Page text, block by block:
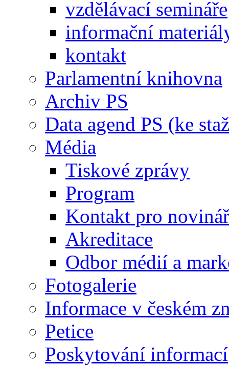
vzdělávací semináře
informační
kontakt
Parlamentní knihovna
Archiv PS
Data agend PS (ke
Média
Tiskové zprávy
Program
Kontakt pro
Akreditace
Odbor médií a
Fotogalerie
Informace v českém
Petice
Poskytování informací